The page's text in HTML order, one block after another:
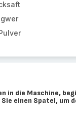
in die Maschine,
einen Spatel, um